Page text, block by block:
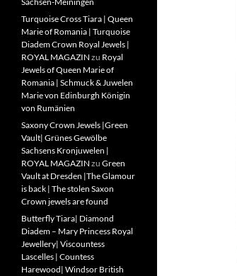
Turquoise Cross Tiara | Queen
Marie of Romania | Turquoise
Diadem Crown Royal Jewels |
ROYAL MAGAZIN zu Royal
Jewels of Queen Marie of
Romania | Schmuck & Juwelen
Marie von Edinburgh Königin
von Rumänien
Saxony Crown Jewels |Green
Vault| Grünes Gewölbe
Sachsens Kronjuwelen |
ROYAL MAGAZIN zu Green
Vault at Dresden |The Glamour
is back | The stolen Saxon
Crown jewels are found
Butterfly Tiara| Diamond
Diadem – Mary Princess Royal
Jewellery| Viscountess
Lascelles | Countess
Harewood| Windsor British